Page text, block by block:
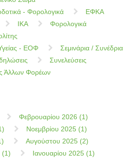
- Φορολογικά
ΕΦΚΑ
ΙΚΑ
Φορολογικά
- ΕΟΦ
Σεμινάρια / Συνέδρια
Συνελεύσεις
Άλλων Φορέων
Φεβρουαρίου 2026 (1)
Νοεμβρίου 2025 (1)
Αυγούστου 2025 (2)
(1)
Ιανουαρίου 2025 (1)